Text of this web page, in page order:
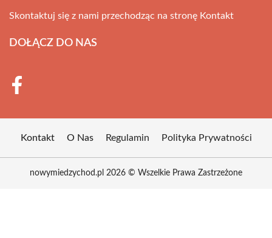
Skontaktuj się z nami przechodząc na stronę Kontakt
DOŁĄCZ DO NAS
Kontakt O Nas Regulamin Polityka Prywatności
nowymiedzychod.pl 2026 © Wszelkie Prawa Zastrzeżone